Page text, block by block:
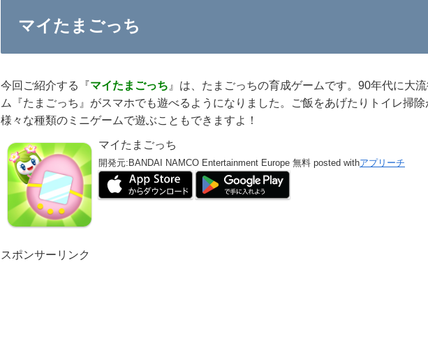
マイたまごっち
今回ご紹介する『マイたまごっち 』は、たまごっちの育成ゲームです。90年代に大
ム『たまごっち』がスマホでも遊べるようになりました。ご飯をあげたりトイレ掃除
様々な種類のミニゲームで遊ぶこともできますよ！
マイたまごっち
開発元: BANDAI NAMCO Entertainment Europe 無料 posted withアプリーチ
スポンサーリンク